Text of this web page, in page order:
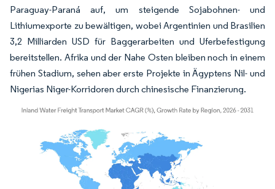
Paraguay-Paraná auf, um steigende Sojabohnen- und
Lithiumexporte zu bewältigen, wobei Argentinien und Brasilien
3,2 Milliarden USD für Baggerarbeiten und Uferbefestigung
bereitstellen. Afrika und der Nahe Osten bleiben noch in einem
frühen Stadium, sehen aber erste Projekte in Ägyptens Nil- und
Nigerias Niger-Korridoren durch chinesische Finanzierung.